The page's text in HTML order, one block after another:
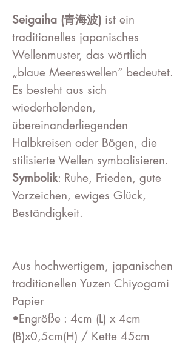
Seigaiha (青海波) ist ein
traditionelles japanisches
Wellenmuster, das wörtlich
„blaue Meereswellen“ bedeutet.
Es besteht aus sich
wiederholenden,
übereinanderliegenden
Halbkreisen oder Bögen, die
stilisierte Wellen symbolisieren.
Symbolik: Ruhe, Frieden, gute
Vorzeichen, ewiges Glück,
Beständigkeit.
Aus hochwertigem, japanischen
traditionellen Yuzen Chiyogami
Papier
•Engröße : 4cm (L) x 4cm
(B)x0,5cm(H) / Kette 45cm